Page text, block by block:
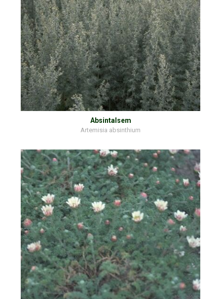
Absintalsem
Artemisia absinthium